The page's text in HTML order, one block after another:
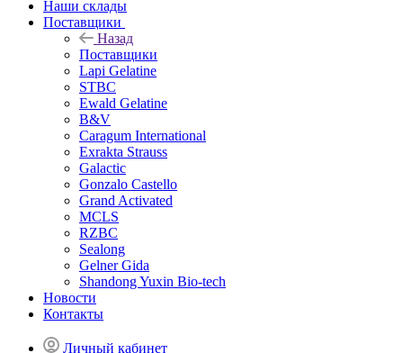
Наши склады
Поставщики
Назад
Поставщики
Lapi Gelatine
STBC
Ewald Gelatine
B&V
Caragum International
Exrakta Strauss
Galactic
Gonzalo Castello
Grand Activated
MCLS
RZBC
Sealong
Gelner Gida
Shandong Yuxin Bio-tech
Новости
Контакты
Личный кабинет